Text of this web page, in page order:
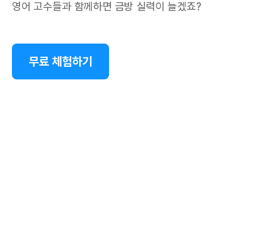
영어 고수들과 함께하면 금방 실력이 늘겠죠?
무료 체험하기